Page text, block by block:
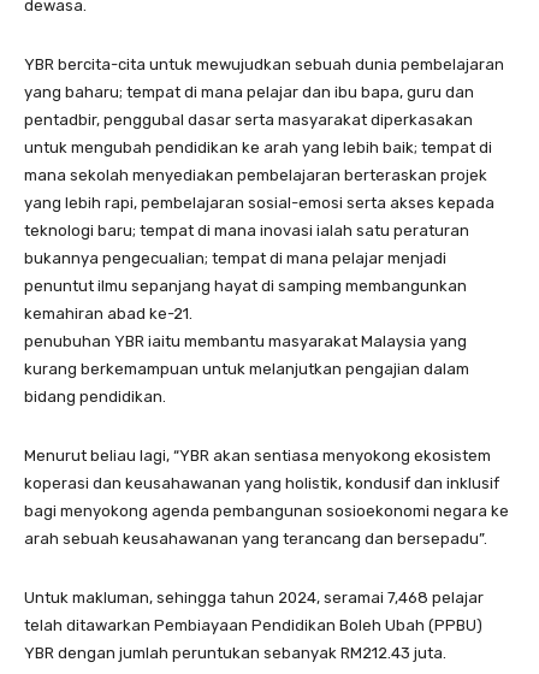
dewasa.
YBR bercita-cita untuk mewujudkan sebuah dunia pembelajaran
yang baharu; tempat di mana pelajar dan ibu bapa, guru dan
pentadbir, penggubal dasar serta masyarakat diperkasakan
untuk mengubah pendidikan ke arah yang lebih baik; tempat di
mana sekolah menyediakan pembelajaran berteraskan projek
yang lebih rapi, pembelajaran sosial-emosi serta akses kepada
teknologi baru; tempat di mana inovasi ialah satu peraturan
bukannya pengecualian; tempat di mana pelajar menjadi
penuntut ilmu sepanjang hayat di samping membangunkan
kemahiran abad ke-21.
penubuhan YBR iaitu membantu masyarakat Malaysia yang
kurang berkemampuan untuk melanjutkan pengajian dalam
bidang pendidikan.
Menurut beliau lagi, “YBR akan sentiasa menyokong ekosistem
koperasi dan keusahawanan yang holistik, kondusif dan inklusif
bagi menyokong agenda pembangunan sosioekonomi negara ke
arah sebuah keusahawanan yang terancang dan bersepadu”.
Untuk makluman, sehingga tahun 2024, seramai 7,468 pelajar
telah ditawarkan Pembiayaan Pendidikan Boleh Ubah (PPBU)
YBR dengan jumlah peruntukan sebanyak RM212.43 juta.